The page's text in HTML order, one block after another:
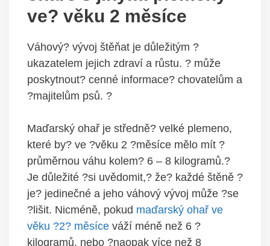
ve? věku 2 měsíce
Váhový? vývoj štěňat je důležitým ?
ukazatelem jejich zdraví a růstu. ? může
poskytnout? cenné informace? chovatelům a
?majitelům psů. ?
Maďarský ohař je středně? velké plemeno,
které by? ve ?věku 2 ?měsíce mělo mít ?
průměrnou váhu kolem? 6 – 8 kilogramů.?
Je důležité ?si uvědomit,? že? každé štěně ?
je? jedinečné a jeho váhový vývoj může ?se
?lišit. Nicméně, pokud maďarský ohař ve
věku ?2? měsíce váží méně než 6 ?
kilogramů, nebo ?naopak více než 8